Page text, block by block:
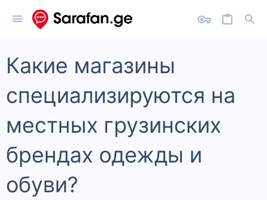
Какие магазины
специализируются на
местных грузинских
брендах одежды и
обуви?